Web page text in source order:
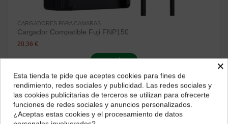
CARGADORES PARA CAMARAS
Cargador Compatible Fuji FNP150
20,36 €
ver producto
¡Disponible sólo en Internet!
¿Dónde deseas recibir tu pedido?
Selecciona tu ubicación para mostrarte los precios e
impuestos correctos para tu región.
×
Esta tienda te pide que aceptes cookies para fines de
rendimiento, redes sociales y publicidad. Las redes sociales y
las cookies publicitarias de terceros se utilizan para ofrecerte
funciones de redes sociales y anuncios personalizados.
¿Aceptas estas cookies y el procesamiento de datos